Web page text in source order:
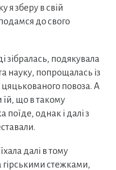
я зберу в свій
до свого
зібралась, подякувала
науку, попрощалась із
цяцькованого повоза. А
їй, що в такому
поїде, однак і далі з
далі в тому
гірськими стежками,